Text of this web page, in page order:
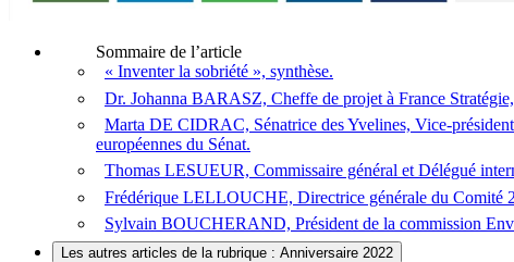
Sommaire de l’article
« Inventer la sobriété », synthèse.
Dr. Johanna BARASZ, Cheffe de projet à France
Marta DE CIDRAC, Sénatrice des Yvelines, Vice-
européennes du Sénat.
Thomas LESUEUR, Commissaire général et Délégué
Frédérique LELLOUCHE, Directrice générale du Comité
Sylvain BOUCHERAND, Président de la commission
Les autres articles de la rubrique : Anniversaire 2022